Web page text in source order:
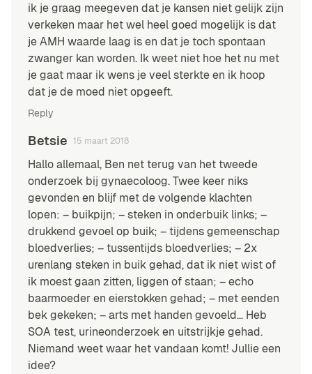
ik je graag meegeven dat je kansen niet gelijk zijn
verkeken maar het wel heel goed mogelijk is dat
je AMH waarde laag is en dat je toch spontaan
zwanger kan worden. Ik weet niet hoe het nu met
je gaat maar ik wens je veel sterkte en ik hoop
dat je de moed niet opgeeft.
Reply
Betsie 15 maart 2018
Hallo allemaal, Ben net terug van het tweede
onderzoek bij gynaecoloog. Twee keer niks
gevonden en blijf met de volgende klachten
lopen: – buikpijn; – steken in onderbuik links; –
drukkend gevoel op buik; – tijdens gemeenschap
bloedverlies; – tussentijds bloedverlies; – 2x
urenlang steken in buik gehad, dat ik niet wist of
ik moest gaan zitten, liggen of staan; – echo
baarmoeder en eierstokken gehad; – met eenden
bek gekeken; – arts met handen gevoeld… Heb
SOA test, urineonderzoek en uitstrijkje gehad.
Niemand weet waar het vandaan komt! Jullie een
idee?